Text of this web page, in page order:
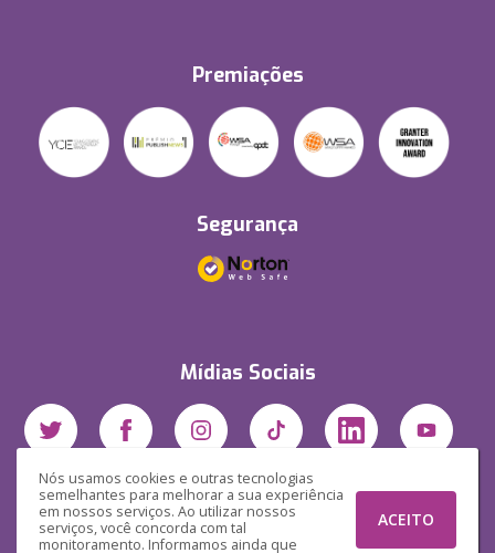
Nós usamos cookies e outras tecnologias
semelhantes para melhorar a sua experiência
em nossos serviços. Ao utilizar nossos
serviços, você concorda com tal
monitoramento. Informamos ainda que
ACEITO
Premiações
Segurança
Mídias Sociais